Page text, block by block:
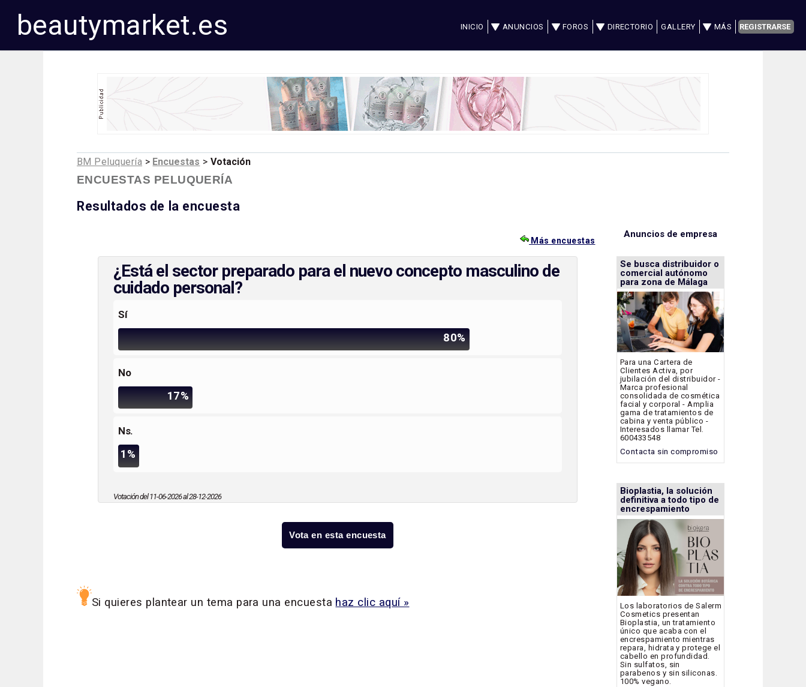
beautymarket.es INICIO ANUNCIOS FOROS DIRECTORIO GALLERY MÁS REGISTRARSE
BM Peluquería > Encuestas > Votación
ENCUESTAS PELUQUERÍA
Resultados de la encuesta
Más encuestas
¿Está el sector preparado para el nuevo concepto masculino de
cuidado personal?
Sí
80%
No
17%
Ns.
1%
Votación del 11-06-2026 al 28-12-2026
Vota en esta encuesta
Si quieres plantear un tema para una encuesta haz clic aquí »
Anuncios de empresa
Se busca distribuidor o
comercial autónomo
para zona de Málaga
Para una Cartera de
Clientes Activa, por
jubilación del distribuidor -
Marca profesional
consolidada de cosmética
facial y corporal - Amplia
gama de tratamientos de
cabina y venta público -
Interesados llamar Tel.
600433548
Contacta sin compromiso
Bioplastia, la solución
definitiva a todo tipo de
encrespamiento
Los laboratorios de Salerm
Cosmetics presentan
Bioplastia, un tratamiento
único que acaba con el
encrespamiento mientras
repara, hidrata y protege el
cabello en profundidad.
Sin sulfatos, sin
parabenos y sin siliconas.
100% vegano.